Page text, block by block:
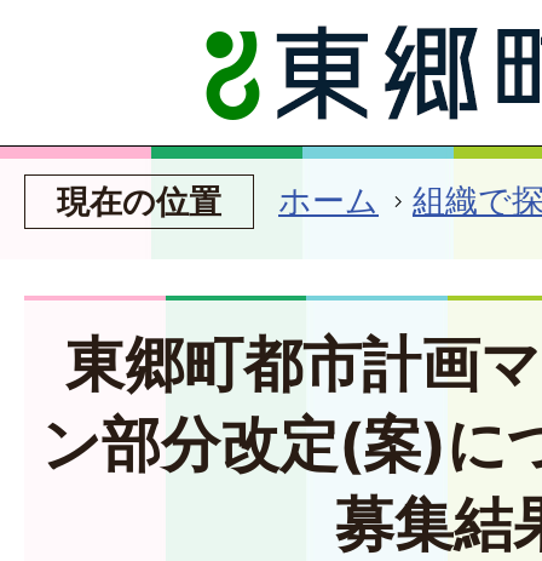
現在の位置 ホーム 組織で
東郷町都市計画
ン部分改定(案)に
募集結